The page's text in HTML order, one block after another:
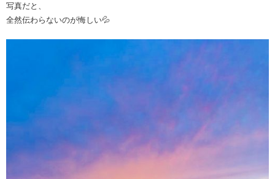
写真だと、
全然伝わらないのが悔しい💦